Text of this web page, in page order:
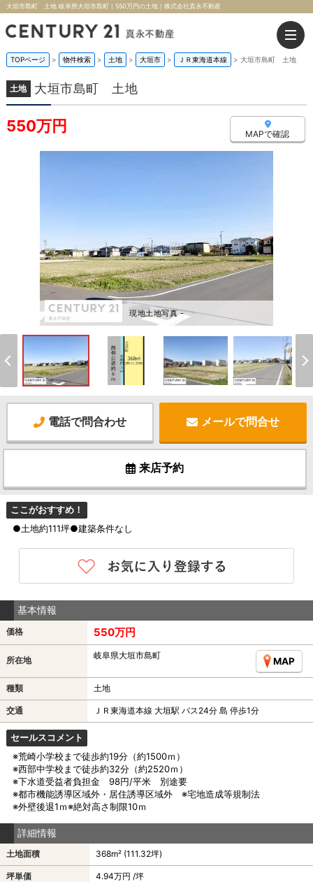
大垣市島町 土地 岐阜県大垣市島町｜550万円の土地｜株式会社真永不動産
TOPページ > 物件検索 > 土地 > 大垣市 > ＪＲ東海道本線 > 大垣市島町 土地
土地 大垣市島町 土地
550万円 MAPで確認
現地土地写真 -
電話で問合わせ メールで問合せ
来店予約
ここがおすすめ！
●土地約111坪●建築条件なし
基本情報
価格 550万円
所在地 岐阜県大垣市島町
MAP
種類 土地
交通 ＪＲ東海道本線 大垣駅 バス24分 島 停歩1分
セールスコメント
※荒崎小学校まで徒歩約19分（約1500ｍ）
※西部中学校まで徒歩約32分（約2520ｍ）
※下水道受益者負担金 98円/平米 別途要
※都市機能誘導区域外・居住誘導区域外 ※宅地造成等規制法
※外壁後退1ｍ※絶対高さ制限10ｍ
詳細情報
土地面積 368m² (111.32坪)
坪単価 4.94万円 /坪